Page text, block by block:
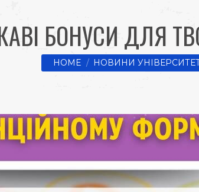
БОНУСИ ДЛЯ
You are here:
HOME НОВИНИ